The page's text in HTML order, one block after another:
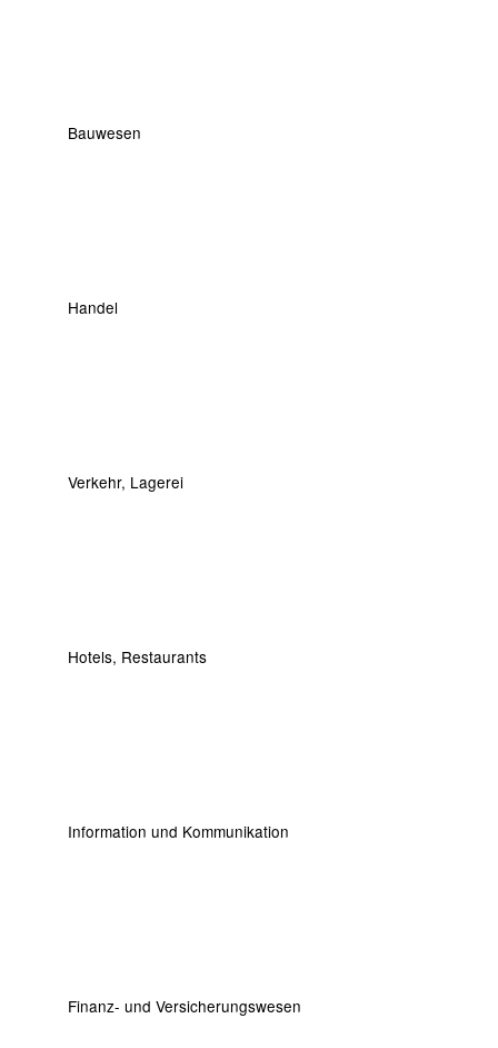
Bauwesen
Handel
Verkehr, Lagerei
Hotels, Restaurants
Information und Kommunikation
Finanz- und Versicherungswesen